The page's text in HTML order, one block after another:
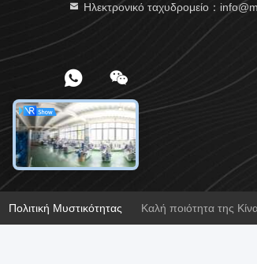
Ηλεκτρονικό ταχυδρομείο：
Πολιτική Μυστικότητας Καλή ποιότητα της